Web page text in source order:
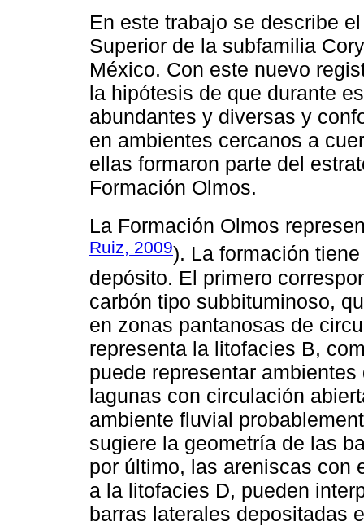
En este trabajo se describe
Superior de la subfamilia
México. Con este nuevo
la hipótesis de que durante
abundantes y diversas y
en ambientes cercanos a
ellas formaron parte del
Formación Olmos.
La Formación Olmos
Ruiz, 2009). La formación
depósito. El primero
carbón tipo subbituminoso,
en zonas pantanosas de
representa la litofacies B,
puede representar
lagunas con circulación
ambiente fluvial
sugiere la geometría de las
por último, las areniscas con
a la litofacies D, pueden
barras laterales depositadas